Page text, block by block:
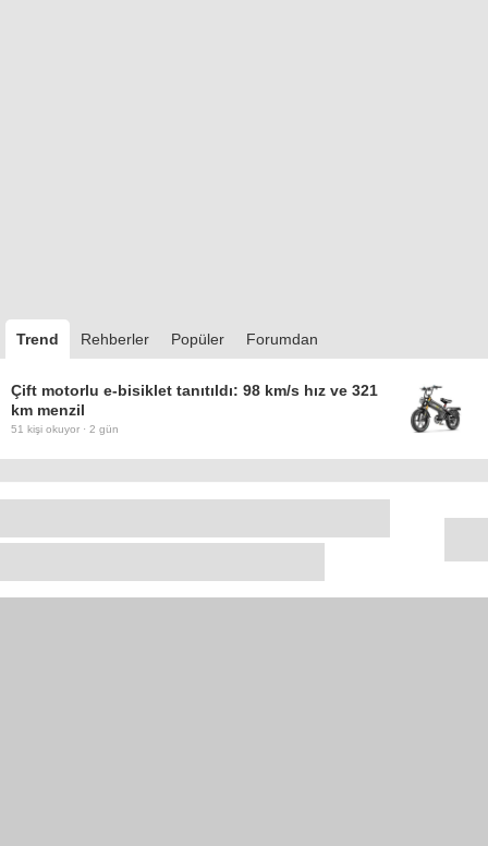
Trend Rehberler Popüler Forumdan
Çift motorlu e-bisiklet tanıtıldı: 98 km/s hız ve 321
km menzil
51 kişi okuyor · 2 gün